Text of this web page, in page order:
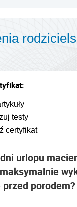
testy
certyfikat
urlopu
przed porodem?